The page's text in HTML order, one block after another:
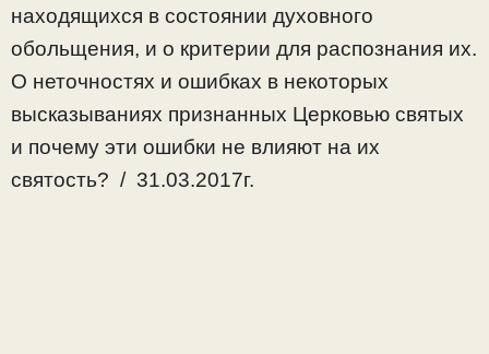
находящихся в состоянии духовного
обольщения, и о критерии для распознания их.
О неточностях и ошибках в некоторых
высказываниях признанных Церковью святых
и почему эти ошибки не влияют на их
святость? / 31.03.2017г.